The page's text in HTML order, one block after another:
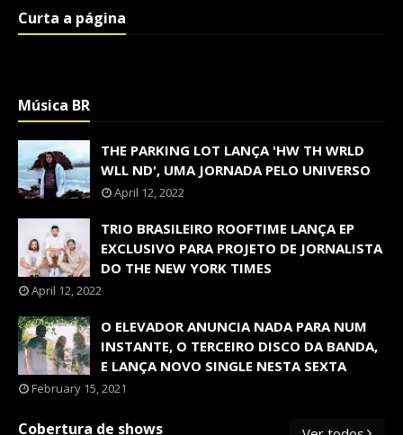
Curta a página
Música BR
THE PARKING LOT LANÇA 'HW TH WRLD
WLL ND', UMA JORNADA PELO UNIVERSO
April 12, 2022
TRIO BRASILEIRO ROOFTIME LANÇA EP
EXCLUSIVO PARA PROJETO DE JORNALISTA
DO THE NEW YORK TIMES
April 12, 2022
O ELEVADOR ANUNCIA NADA PARA NUM
INSTANTE, O TERCEIRO DISCO DA BANDA,
E LANÇA NOVO SINGLE NESTA SEXTA
February 15, 2021
Cobertura de shows